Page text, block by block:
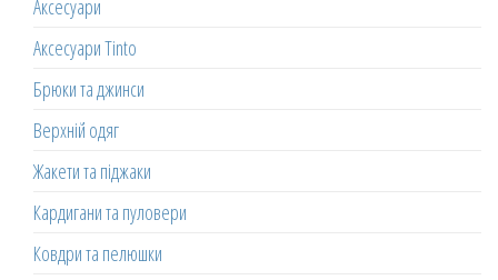
Аксесуари
Аксесуари Tinto
Брюки та джинси
Верхній одяг
Жакети та піджаки
Кардигани та пуловери
Ковдри та пелюшки